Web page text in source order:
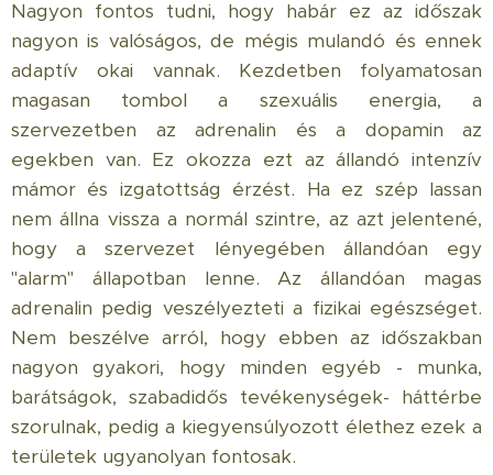
Nagyon fontos tudni, hogy habár ez az időszak
nagyon is valóságos, de mégis mulandó és ennek
adaptív okai vannak. Kezdetben folyamatosan
magasan tombol a szexuális energia, a
szervezetben az adrenalin és a dopamin az
egekben van. Ez okozza ezt az állandó intenzív
mámor és izgatottság érzést. Ha ez szép lassan
nem állna vissza a normál szintre, az azt jelentené,
hogy a szervezet lényegében állandóan egy
"alarm" állapotban lenne. Az állandóan magas
adrenalin pedig veszélyezteti a fizikai egészséget.
Nem beszélve arról, hogy ebben az időszakban
nagyon gyakori, hogy minden egyéb - munka,
barátságok, szabadidős tevékenységek- háttérbe
szorulnak, pedig a kiegyensúlyozott élethez ezek a
területek ugyanolyan fontosak.